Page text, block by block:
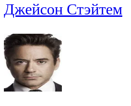
Джейсон Стэйтем